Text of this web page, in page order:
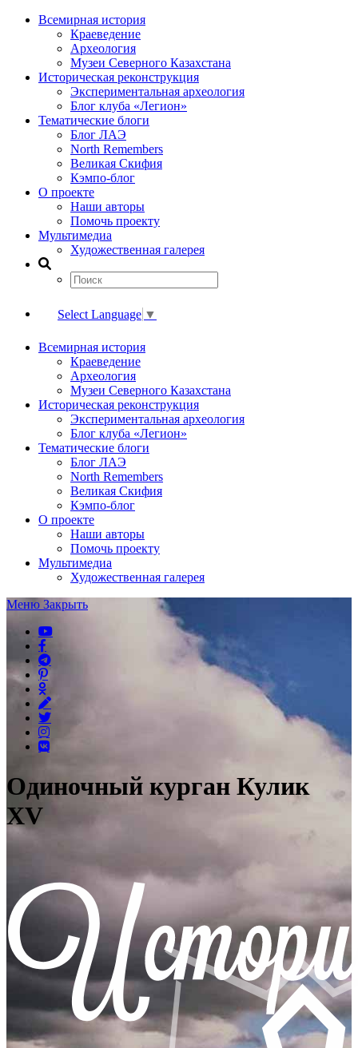
Всемирная история
Краеведение
Археология
Музеи Северного Казахстана
Историческая реконструкция
Экспериментальная археология
Блог клуба «Легион»
Тематические блоги
Блог ЛАЭ
North Remembers
Великая Скифия
Кэмпо-блог
О проекте
Наши авторы
Помочь проекту
Мультимедиа
Художественная галерея
Select Language ▼
Всемирная история
Краеведение
Археология
Музеи Северного Казахстана
Историческая реконструкция
Экспериментальная археология
Блог клуба «Легион»
Тематические блоги
Блог ЛАЭ
North Remembers
Великая Скифия
Кэмпо-блог
О проекте
Наши авторы
Помочь проекту
Мультимедиа
Художественная галерея
Меню Закрыть
Одиночный курган Кулик
XV